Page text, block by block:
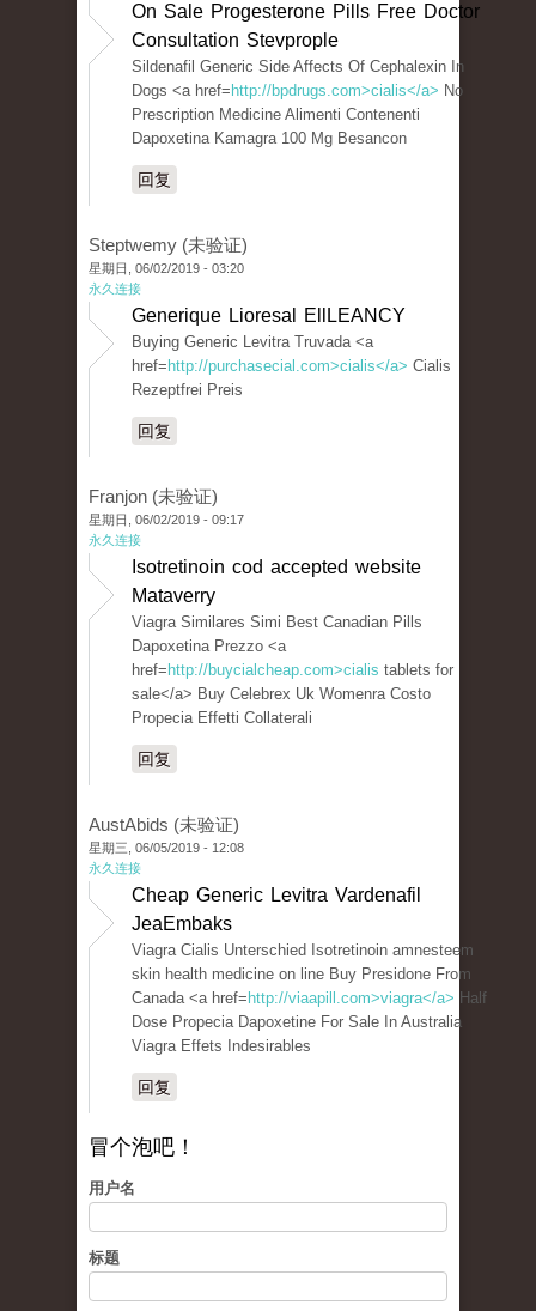
On Sale Progesterone Pills Free Doctor
Consultation Stevprople
Sildenafil Generic Side Affects Of Cephalexin In
Dogs <a href= http://bpdrugs.com>cialis</a> No
Prescription Medicine Alimenti Contenenti
Dapoxetina Kamagra 100 Mg Besancon
回复
Steptwemy (未验证)
星期日, 06/02/2019 - 03:20
永久连接
Generique Lioresal EllLEANCY
Buying Generic Levitra Truvada <a
href= http://purchasecial.com>cialis</a> Cialis
Rezeptfrei Preis
回复
Franjon (未验证)
星期日, 06/02/2019 - 09:17
永久连接
Isotretinoin cod accepted website
Mataverry
Viagra Similares Simi Best Canadian Pills
Dapoxetina Prezzo <a
href= http://buycialcheap.com>cialis tablets for
sale</a> Buy Celebrex Uk Womenra Costo
Propecia Effetti Collaterali
回复
AustAbids (未验证)
星期三, 06/05/2019 - 12:08
永久连接
Cheap Generic Levitra Vardenafil
JeaEmbaks
Viagra Cialis Unterschied Isotretinoin amnesteem
skin health medicine on line Buy Presidone From
Canada <a href= http://viaapill.com>viagra</a> Half
Dose Propecia Dapoxetine For Sale In Australia
Viagra Effets Indesirables
回复
冒个泡吧！
用户名
标题